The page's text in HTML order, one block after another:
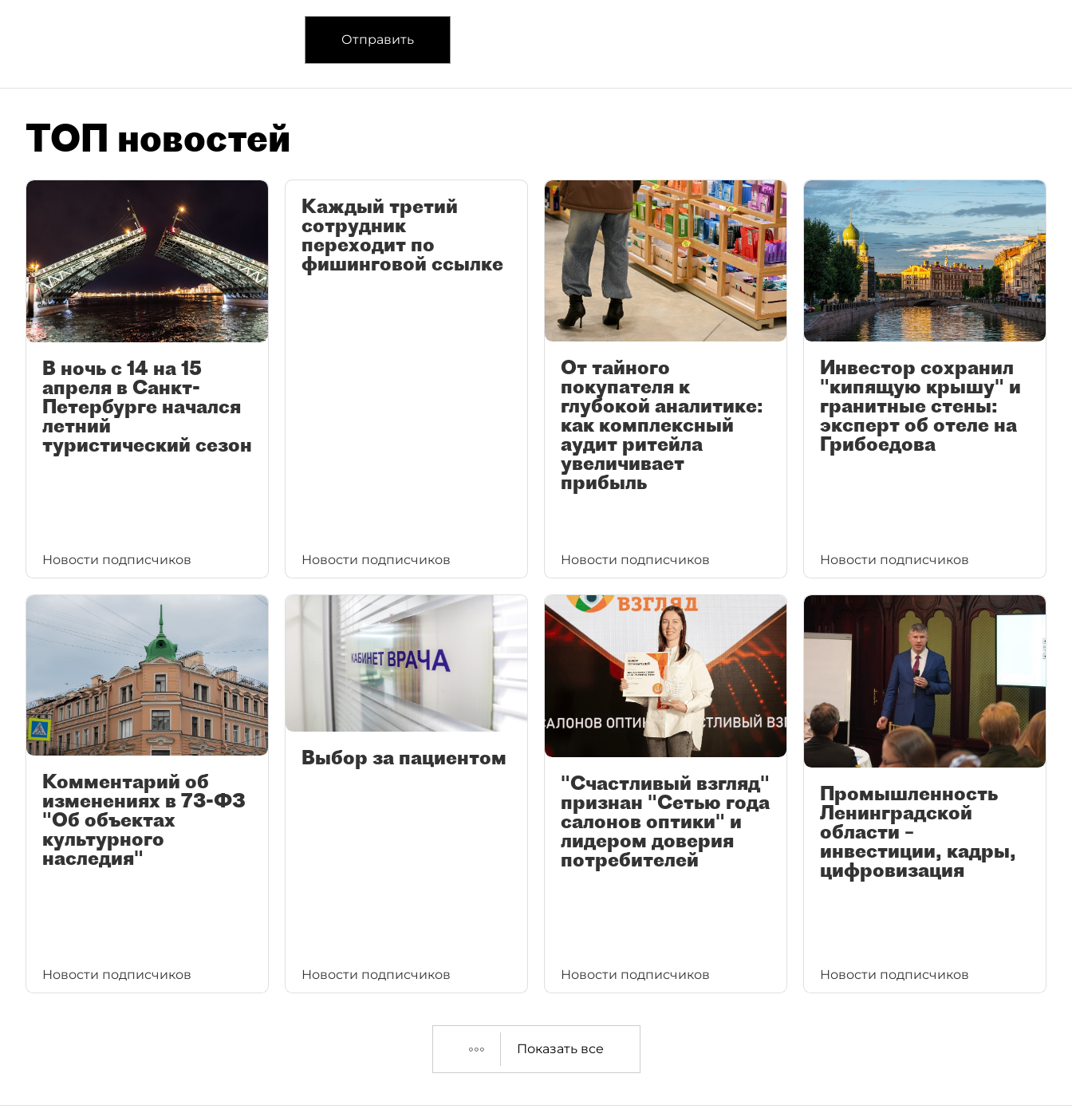
Отправить
ТОП новостей
В ночь с 14 на 15
апреля в Санкт-
Петербурге начался
летний
туристический сезон
Новости подписчиков
Каждый третий
сотрудник
переходит по
фишинговой ссылке
Новости подписчиков
От тайного
покупателя к
глубокой аналитике:
как комплексный
аудит ритейла
увеличивает
прибыль
Новости подписчиков
Инвестор сохранил
"кипящую крышу" и
гранитные стены:
эксперт об отеле на
Грибоедова
Новости подписчиков
Комментарий об
изменениях в 73-ФЗ
"Об объектах
культурного
наследия"
Новости подписчиков
Выбор за пациентом
Новости подписчиков
"Счастливый взгляд"
признан "Сетью года
салонов оптики" и
лидером доверия
потребителей
Новости подписчиков
Промышленность
Ленинградской
области –
инвестиции, кадры,
цифровизация
Новости подписчиков
Показать все